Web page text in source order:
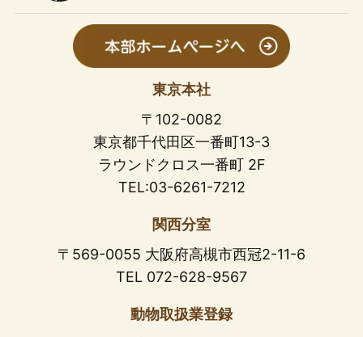
東京本社
〒102-0082
東京都千代田区一番町13-3
ラウンドクロス一番町 2F
TEL:03-6261-7212
関西分室
〒569-0055 大阪府高槻市西冠2-11-6
TEL 072-628-9567
動物取扱業登録